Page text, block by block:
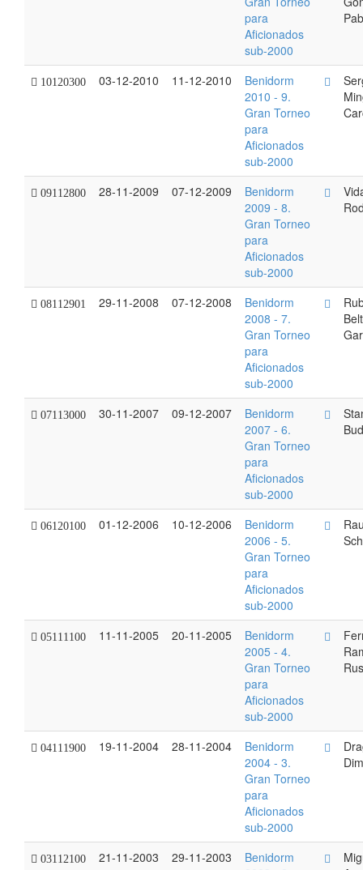
para
Aficionados
sub-2000
10120300 03-12-2010 11-12-2010
Benidorm
2010 - 9.
Gran Torneo
para
Aficionados
sub-2000
09112800 28-11-2009 07-12-2009
Benidorm
2009 - 8.
Gran Torneo
para
Aficionados
sub-2000
08112901 29-11-2008 07-12-2008
Benidorm
2008 - 7.
Gran Torneo
para
Aficionados
sub-2000
07113000 30-11-2007 09-12-2007
Benidorm
2007 - 6.
Gran Torneo
para
Aficionados
sub-2000
06120100 01-12-2006 10-12-2006
Benidorm
2006 - 5.
Gran Torneo
para
Aficionados
sub-2000
05111100 11-11-2005 20-11-2005
Benidorm
2005 - 4.
Gran Torneo
para
Aficionados
sub-2000
Rus
04111900 19-11-2004 28-11-2004
Benidorm
2004 - 3.
Gran Torneo
para
Aficionados
sub-2000
03112100 21-11-2003 29-11-2003
Benidorm